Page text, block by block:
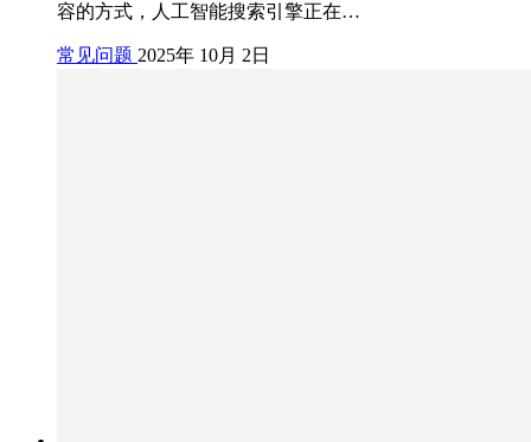
容的方式，人工智能搜索引擎正在…
常见问题 2025年 10月 2日